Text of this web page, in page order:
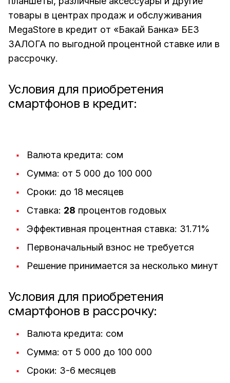
товары в центрах продаж и обслуживания
MegaStore в кредит от «Бакай Банка» БЕЗ
ЗАЛОГА по выгодной процентной ставке или в
рассрочку.
Условия для приобретения
смартфонов в кредит:
Валюта кредита: сом
Сумма: от 5 000 до 100 000
Сроки: до 18 месяцев
Ставка: 28 процентов годовых
Эффективная процентная ставка: 31.71%
Первоначальный взнос не требуется
Решение принимается за несколько минут
Условия для приобретения
смартфонов в рассрочку:
Валюта кредита: сом
Сумма: от 5 000 до 100 000
Сроки: 3-6 месяцев